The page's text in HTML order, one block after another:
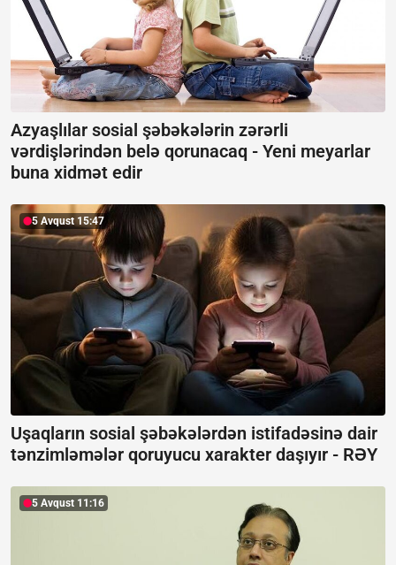
Azyaşlılar sosial şəbəkələrin zərərli
vərdişlərindən belə qorunacaq - Yeni meyarlar
buna xidmət edir
5 Avqust 15:47
Uşaqların sosial şəbəkələrdən istifadəsinə dair
tənzimləmələr qoruyucu xarakter daşıyır - RƏY
5 Avqust 11:16